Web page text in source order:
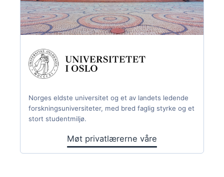
Norges eldste universitet og et av landets ledende
forskningsuniversiteter, med bred faglig styrke og et
stort studentmiljø.
Møt privatlærerne våre